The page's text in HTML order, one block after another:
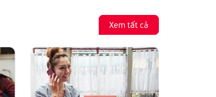
Xem tất cả